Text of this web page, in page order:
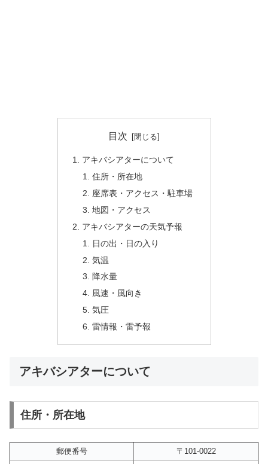
目次
アキバシアターについて
住所・所在地
座席表・アクセス・駐車場
地図・アクセス
アキバシアターの天気予報
日の出・日の入り
気温
降水量
風速・風向き
気圧
雷情報・雷予報
アキバシアターについて
住所・所在地
郵便番号 〒101-0022